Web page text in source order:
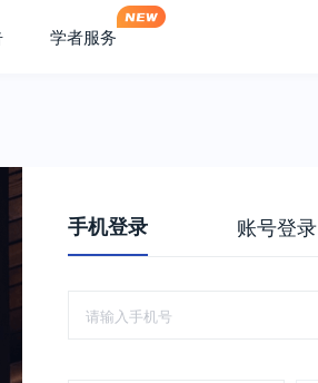
学者服务
手机登录 账号登录